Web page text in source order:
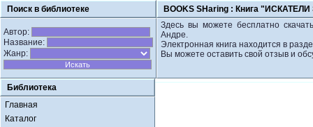
Поиск в библиотеке BOOKS SHaring : Книга
Автор:
Название:
Жанр:
Здесь вы можете бесплатно
Андре.
Электронная книга находится в
Вы можете оставить свой отзыв и
Библиотека
Главная
Каталог